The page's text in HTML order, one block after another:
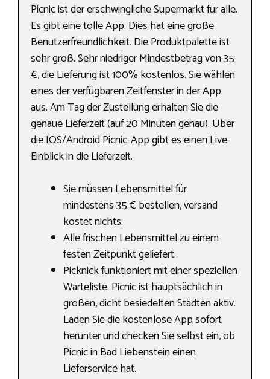
Picnic ist der erschwingliche Supermarkt für alle.
Es gibt eine tolle App. Dies hat eine große
Benutzerfreundlichkeit. Die Produktpalette ist
sehr groß. Sehr niedriger Mindestbetrag von 35
€, die Lieferung ist 100% kostenlos. Sie wählen
eines der verfügbaren Zeitfenster in der App
aus. Am Tag der Zustellung erhalten Sie die
genaue Lieferzeit (auf 20 Minuten genau). Über
die IOS/Android Picnic-App gibt es einen Live-
Einblick in die Lieferzeit.
Sie müssen Lebensmittel für
mindestens 35 € bestellen, versand
kostet nichts.
Alle frischen Lebensmittel zu einem
festen Zeitpunkt geliefert.
Picknick funktioniert mit einer speziellen
Warteliste. Picnic ist hauptsächlich in
großen, dicht besiedelten Städten aktiv.
Laden Sie die kostenlose App sofort
herunter und checken Sie selbst ein, ob
Picnic in Bad Liebenstein einen
Lieferservice hat.